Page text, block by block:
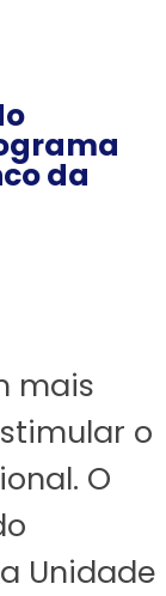
da
mais
o
O
Unidade